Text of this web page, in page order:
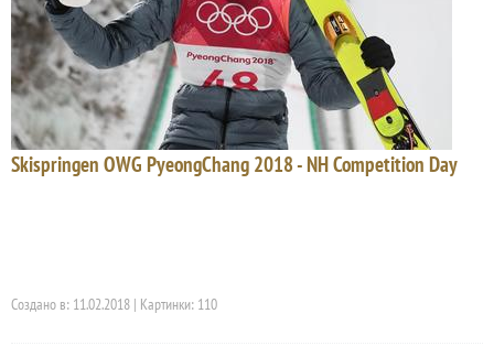
Skispringen OWG PyeongChang 2018 - NH Competition Day
Создано в: 11.02.2018 | Картинки: 110